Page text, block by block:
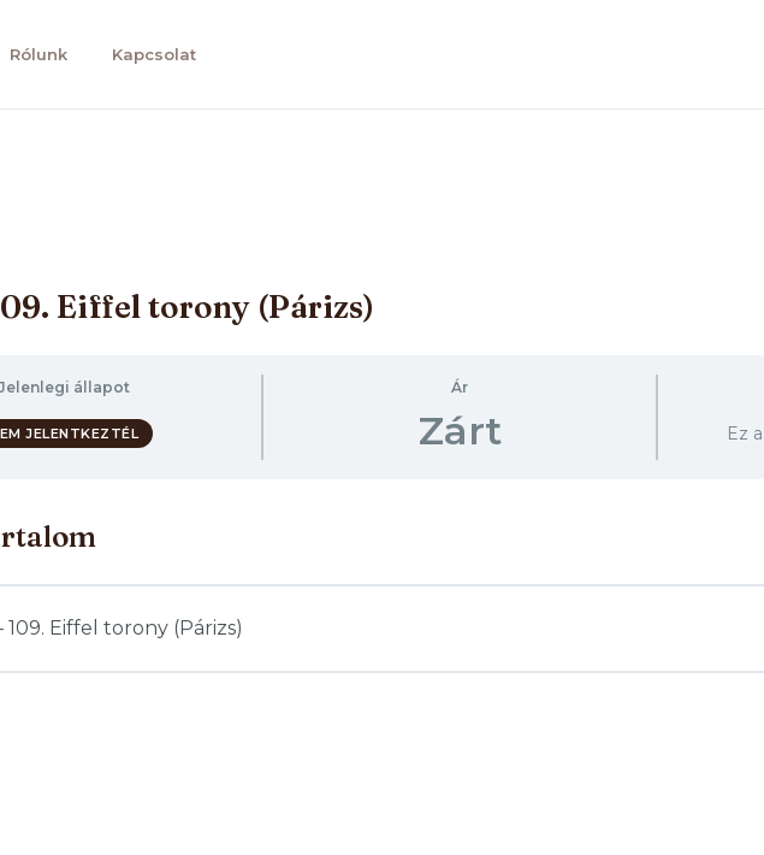
Rólunk Kapcsolat
Eiffel torony (Párizs)
állapot
JELENTKEZTÉL
Ár
Zárt Ez
109. Eiffel torony (Párizs)